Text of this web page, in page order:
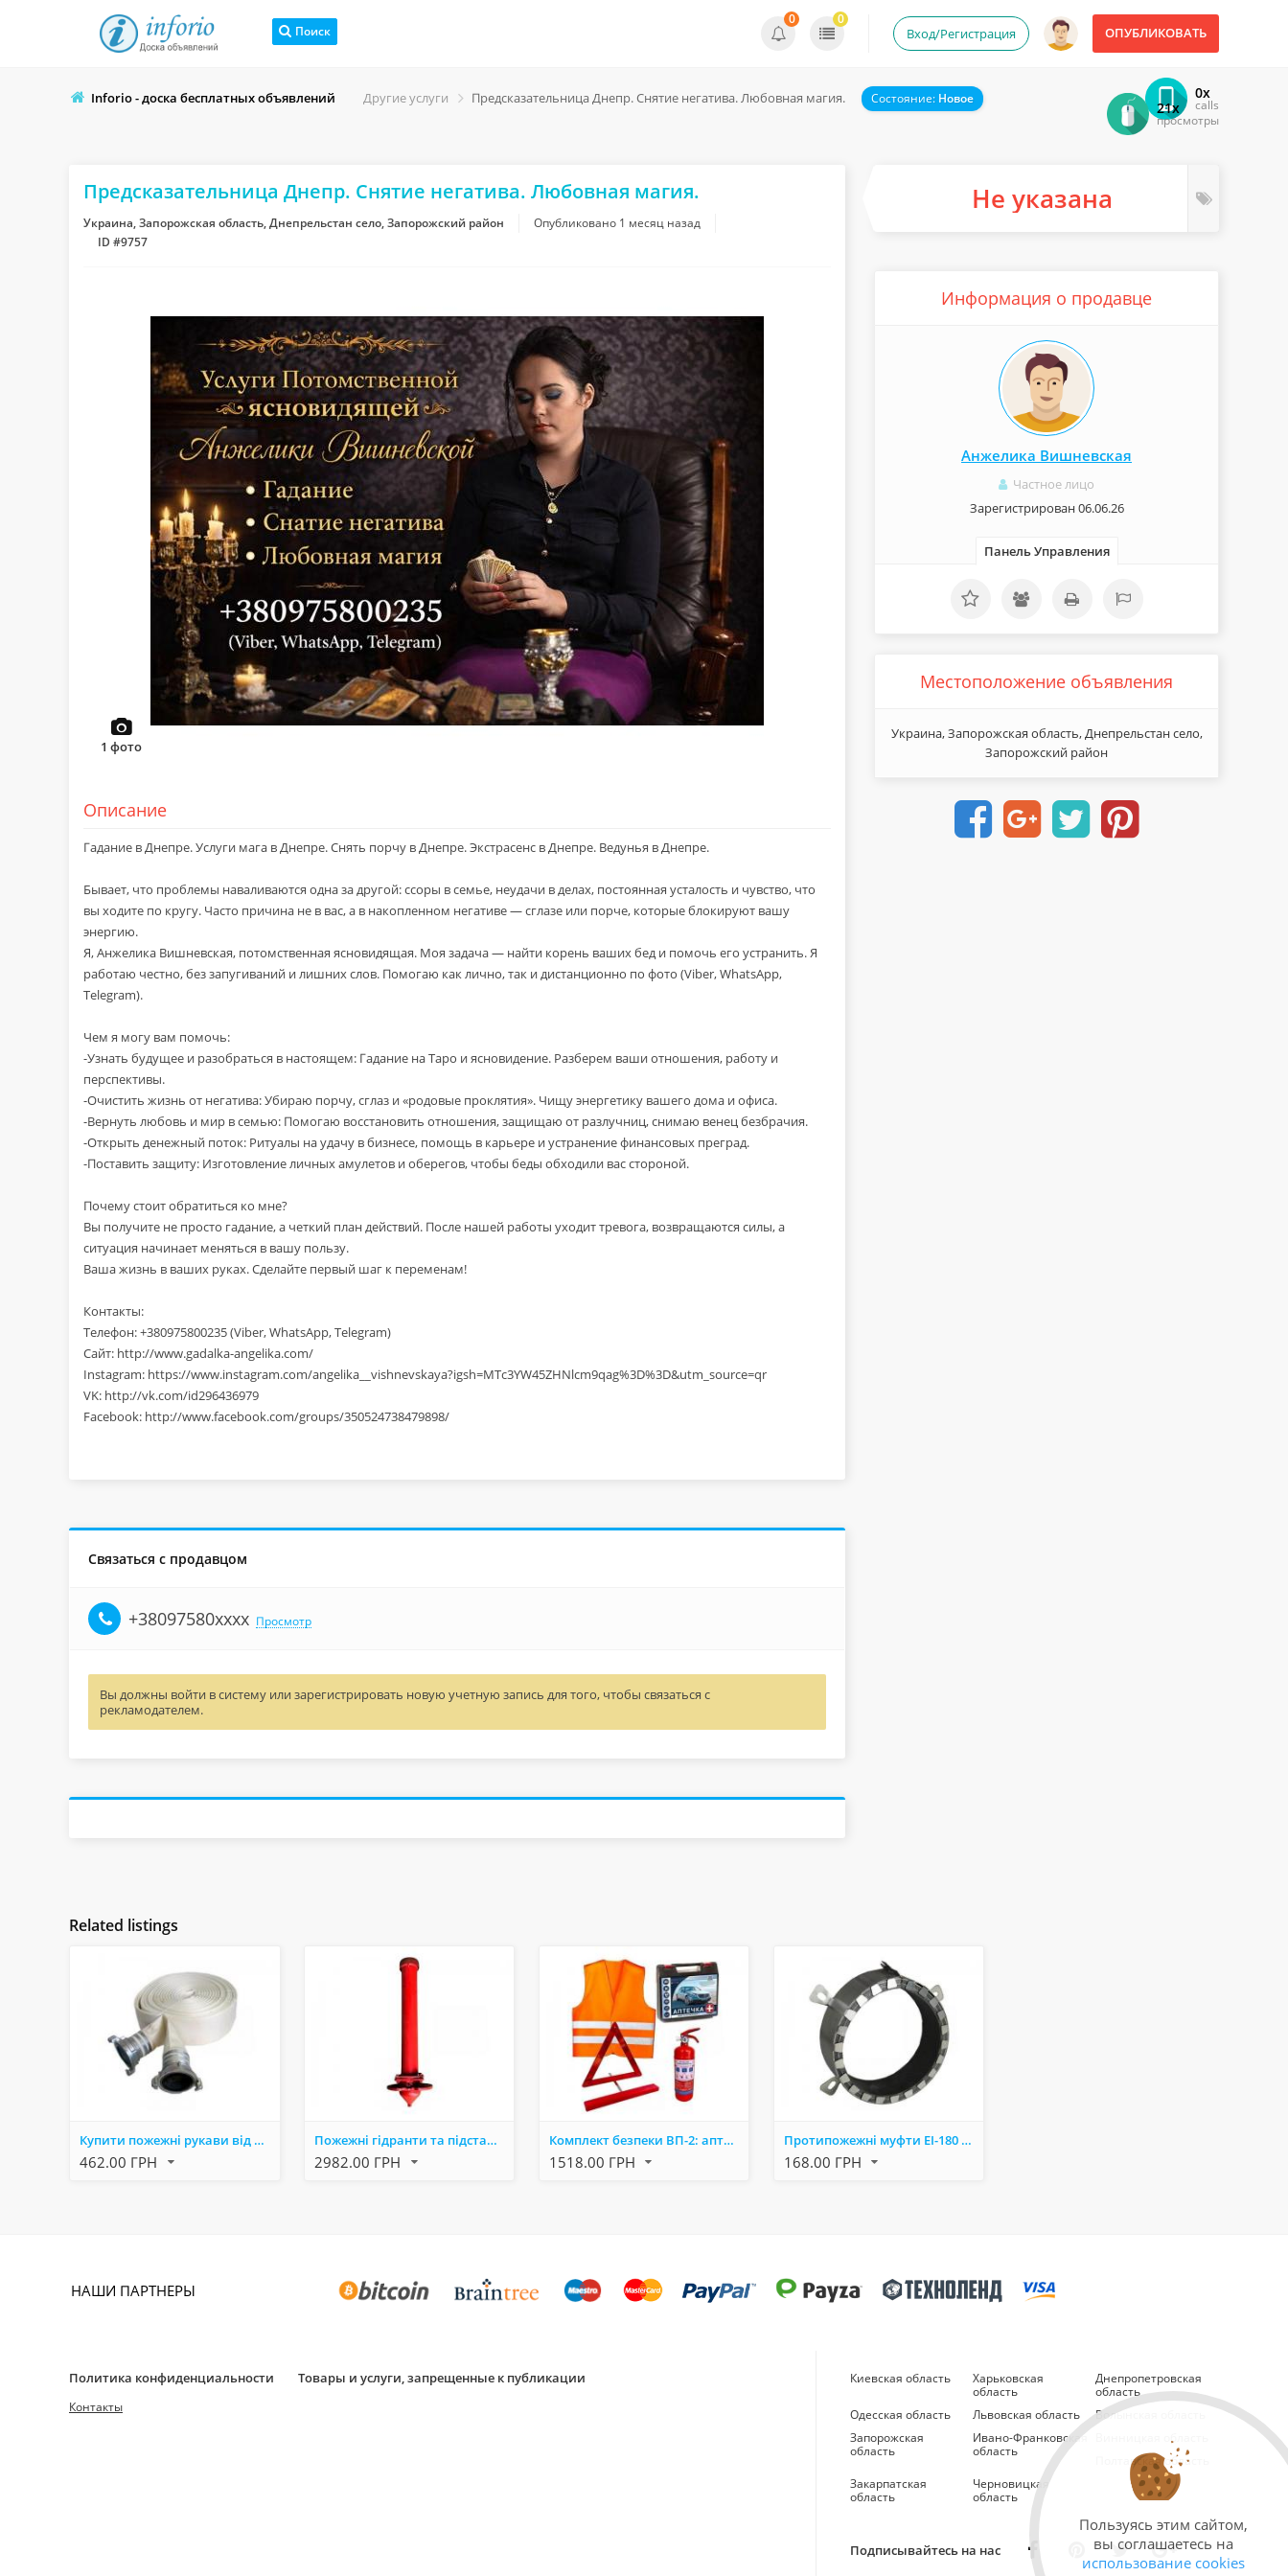
Пользуясь этим сайтом,
вы соглашаетесь на
использование cookies
Поиск ОПУБЛИКОВАТЬ
Вход/Регистрация
0 0
Inforio - доска бесплатных объявлений Другие услуги Предсказательница Днепр. Снятие негатива. Любовная магия. Состояние: Новое 0x
calls
21x
просмотры
Предсказательница Днепр. Снятие негатива. Любовная магия.
Украина, Запорожская область, Днепрельстан село, Запорожский район Опубликовано 1 месяц назад
ID #9757
1 фото
Описание
Гадание в Днепре. Услуги мага в Днепре. Снять порчу в Днепре. Экстрасенс в Днепре. Ведунья в Днепре.
Бывает, что проблемы наваливаются одна за другой: ссоры в семье, неудачи в делах, постоянная усталость и чувство, что
вы ходите по кругу. Часто причина не в вас, а в накопленном негативе — сглазе или порче, которые блокируют вашу
энергию.
Я, Анжелика Вишневская, потомственная ясновидящая. Моя задача — найти корень ваших бед и помочь его устранить. Я
работаю честно, без запугиваний и лишних слов. Помогаю как лично, так и дистанционно по фото (Viber, WhatsApp,
Telegram).
Чем я могу вам помочь:
-Узнать будущее и разобраться в настоящем: Гадание на Таро и ясновидение. Разберем ваши отношения, работу и
перспективы.
-Очистить жизнь от негатива: Убираю порчу, сглаз и «родовые проклятия». Чищу энергетику вашего дома и офиса.
-Вернуть любовь и мир в семью: Помогаю восстановить отношения, защищаю от разлучниц, снимаю венец безбрачия.
-Открыть денежный поток: Ритуалы на удачу в бизнесе, помощь в карьере и устранение финансовых преград.
-Поставить защиту: Изготовление личных амулетов и оберегов, чтобы беды обходили вас стороной.
Почему стоит обратиться ко мне?
Вы получите не просто гадание, а четкий план действий. После нашей работы уходит тревога, возвращаются силы, а
ситуация начинает меняться в вашу пользу.
Ваша жизнь в ваших руках. Сделайте первый шаг к переменам!
Контакты:
Телефон: +380975800235 (Viber, WhatsApp, Telegram)
Сайт: http://www.gadalka-angelika.com/
Instagram: https://www.instagram.com/angelika__vishnevskaya?igsh=MTc3YW45ZHNlcm9qag%3D%3D&utm_source=qr
VK: http://vk.com/id296436979
Facebook: http://www.facebook.com/groups/350524738479898/
Связаться с продавцом
+38097580xxxx Просмотр
Вы должны войти в систему или зарегистрировать новую учетную запись для того, чтобы связаться с
рекламодателем.
Не указана
Информация о продавце
Анжелика Вишневская
Частное лицо
Зарегистрирован 06.06.26
Панель Управления
Местоположение объявления
Украина, Запорожская область, Днепрельстан село,
Запорожский район
Related listings
Кyпити пожежні рукави вiд виробника в Україні: сертифікована якість та надійність
462.00 ГРН
Пожежні гідранти тa підставки — сертифіковані рішення для надійного пожежогасіння
2982.00 ГРН
Комплект безпеки ВП-2: аптечка, вогнегасник, знaк, жилет
1518.00 ГРН
Протипожежні муфти EI-180 вiд 168 гpн: сертифікований вогнезахист
168.00 ГРН
НАШИ ПАРТНЕРЫ
Политика конфиденциальности Товары и услуги, запрещенные к публикации
Контакты
Киевская область
Харьковская
область
Днепропетровская
область
Одесская область
Львовская область
Волынская область
Запорожская
область
Ивано-Франковская
область
Винницкая область
Полтавская область
Закарпатская
область
Черновицкая
область
Подписывайтесь на нас